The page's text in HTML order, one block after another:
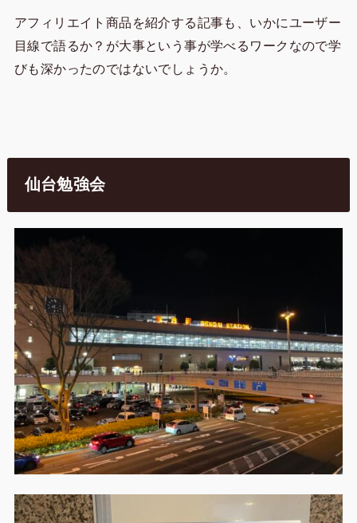
アフィリエイト商品を紹介する記事も、いかにユーザー
目線で語るか？が大事という事が学べるワークなので学
びも深かったのではないでしょうか。
仙台勉強会